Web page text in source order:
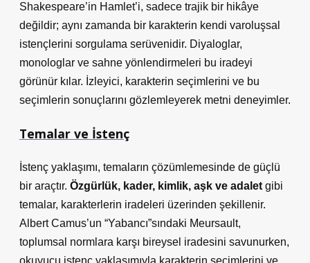
Shakespeare’in Hamlet’i, sadece trajik bir hikâye
değildir; aynı zamanda bir karakterin kendi varoluşsal
istençlerini sorgulama serüvenidir. Diyaloglar,
monologlar ve sahne yönlendirmeleri bu iradeyi
görünür kılar. İzleyici, karakterin seçimlerini ve bu
seçimlerin sonuçlarını gözlemleyerek metni deneyimler.
Temalar ve İstenç
İstenç yaklaşımı, temaların çözümlemesinde de güçlü
bir araçtır. Özgürlük, kader, kimlik, aşk ve adalet gibi
temalar, karakterlerin iradeleri üzerinden şekillenir.
Albert Camus’un “Yabancı”sındaki Meursault,
toplumsal normlara karşı bireysel iradesini savunurken,
okuyucu istenç yaklaşımıyla karakterin seçimlerini ve